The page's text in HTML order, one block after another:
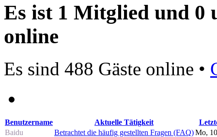
Es ist 1 Mitglied und 0
online
Es sind 488 Gäste online •
Benutzername Aktuelle Tätigkeit
Baidu
Betrachtet die häufig gestellten Fragen (FAQ)Mo,